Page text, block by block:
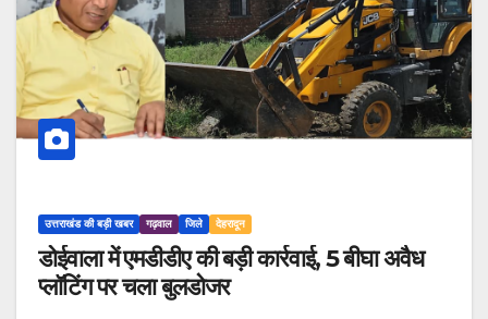
उत्तराखंड की बड़ी खबर गढ़वाल जिले देहरादून
डोईवाला में एमडीडीए की बड़ी कार्रवाई, 5 बीघा अवैध
प्लॉटिंग पर चला बुलडोजर